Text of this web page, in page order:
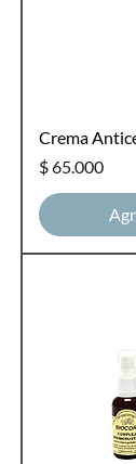
Crema
Precio
$ 65.000